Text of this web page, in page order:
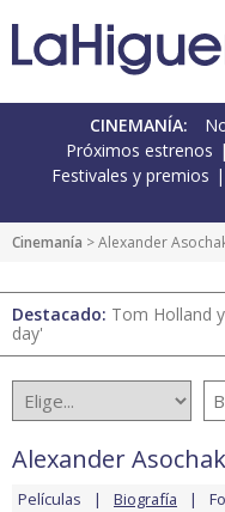
CINEMANÍA:
Próximos estrenos
Festivales y premios
Cinemanía >Alexander
Destacado: Tom Holland
day'
Alexander
Películas Biografía